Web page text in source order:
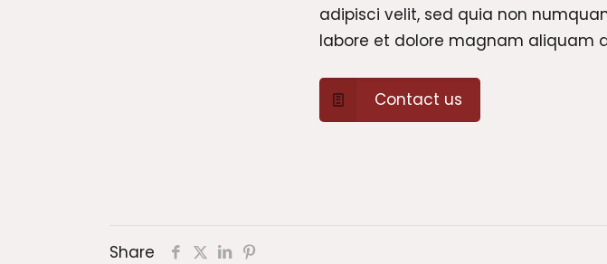
adipisci velit, sed quia non
labore et dolore magnam aliquam
Contact us
Share